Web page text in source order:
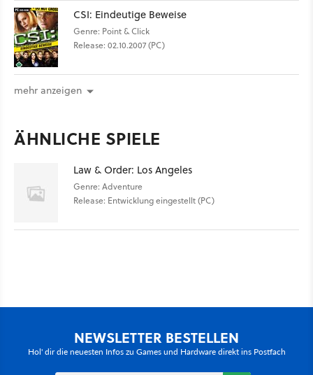
CSI: Eindeutige Beweise
Genre: Point & Click
Release: 02.10.2007 (PC)
mehr anzeigen
ÄHNLICHE SPIELE
Law & Order: Los Angeles
Genre: Adventure
Release: Entwicklung eingestellt (PC)
NEWSLETTER BESTELLEN
Hol' dir die neuesten Infos zu Games und Hardware direkt ins Postfach